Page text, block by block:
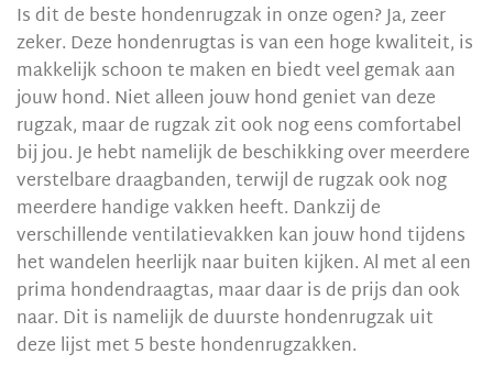
Is dit de beste hondenrugzak in onze ogen? Ja, zeer
zeker. Deze hondenrugtas is van een hoge kwaliteit, is
makkelijk schoon te maken en biedt veel gemak aan
jouw hond. Niet alleen jouw hond geniet van deze
rugzak, maar de rugzak zit ook nog eens comfortabel
bij jou. Je hebt namelijk de beschikking over meerdere
verstelbare draagbanden, terwijl de rugzak ook nog
meerdere handige vakken heeft. Dankzij de
verschillende ventilatievakken kan jouw hond tijdens
het wandelen heerlijk naar buiten kijken. Al met al een
prima hondendraagtas, maar daar is de prijs dan ook
naar. Dit is namelijk de duurste hondenrugzak uit
deze lijst met 5 beste hondenrugzakken.